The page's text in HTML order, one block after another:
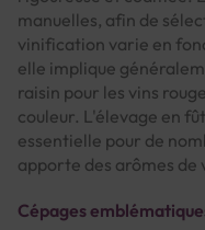
manuelles, afin de
vinification varie en
elle implique
raisin pour les vins
couleur. L'élevage en
essentielle pour de
apporte des arômes de
Cépages